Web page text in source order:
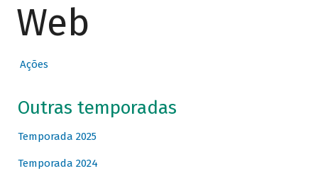
Web
Ações
Outras temporadas
Temporada 2025
Temporada 2024